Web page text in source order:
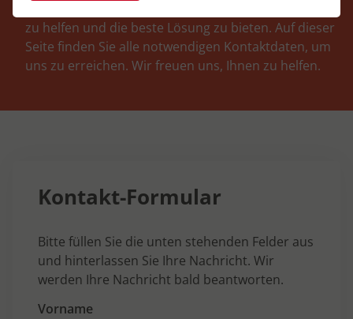
zu helfen und die beste Lösung zu bieten. Auf dieser
Seite finden Sie alle notwendigen Kontaktdaten, um
uns zu erreichen. Wir freuen uns, Ihnen zu helfen.
Kontakt-Formular
Bitte füllen Sie die unten stehenden Felder aus
und hinterlassen Sie Ihre Nachricht. Wir
werden Ihre Nachricht bald beantworten.
Vorname